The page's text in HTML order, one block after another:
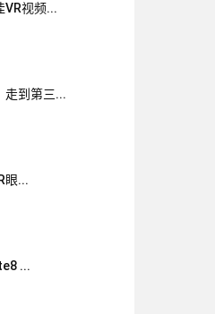
VR视频...
走到第三...
眼...
...